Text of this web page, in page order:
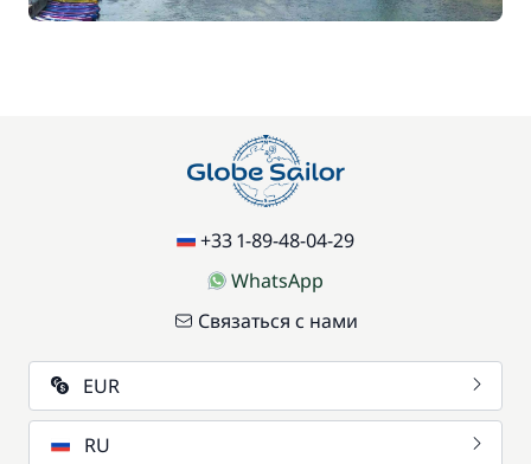
Доска для SUP-серфинга
Экологичные средства гигиены
+33 1-89-48-04-29
WhatsApp
Связаться с нами
EUR
RU